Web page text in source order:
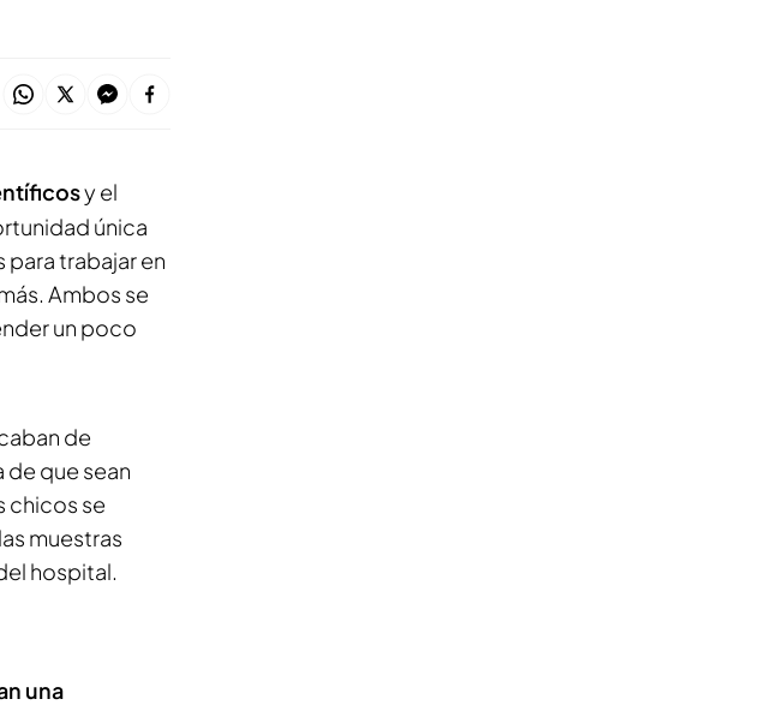
y el
única
para trabajar en
Ambos se
un poco
de
de que sean
chicos se
muestras
hospital.
una